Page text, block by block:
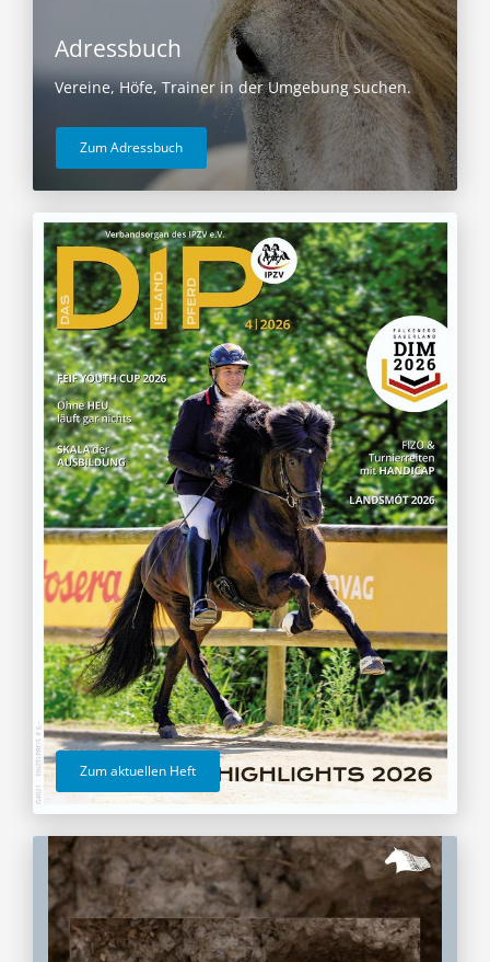
Adressbuch
Vereine, Höfe, Trainer in der Umgebung suchen.
Zum Adressbuch
Zum aktuellen Heft